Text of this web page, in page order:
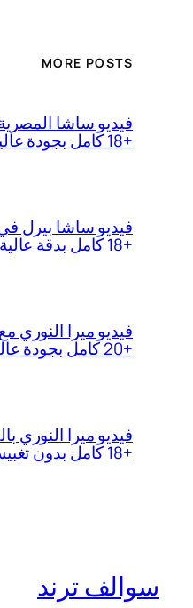
MORE POSTS
فيديو ساشا
+18 كامل بجودة عالية
فيديو ساشا بيرل
+18 كامل بدقة عالية
فيديو ميرا النوري
+20 كامل بجودة عالية
فيديو ميرا النوري
+18 كامل بدون تغبيش
سوالف ترند